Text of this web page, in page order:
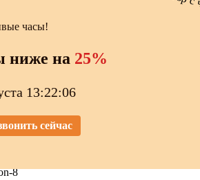
часы!
ниже на 25%
13:22:07
сейчас